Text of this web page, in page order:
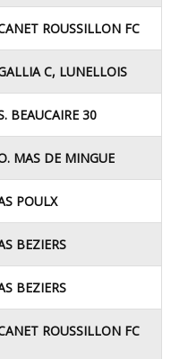
CANET ROUSSILLON FC
GALLIA C, LUNELLOIS
S. BEAUCAIRE 30
O. MAS DE MINGUE
AS POULX
AS BEZIERS
AS BEZIERS
CANET ROUSSILLON FC